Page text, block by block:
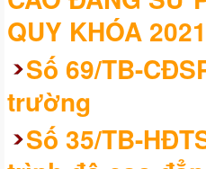
QUY KHÓA
Số 69/TB-
trường
Số 35/TB-